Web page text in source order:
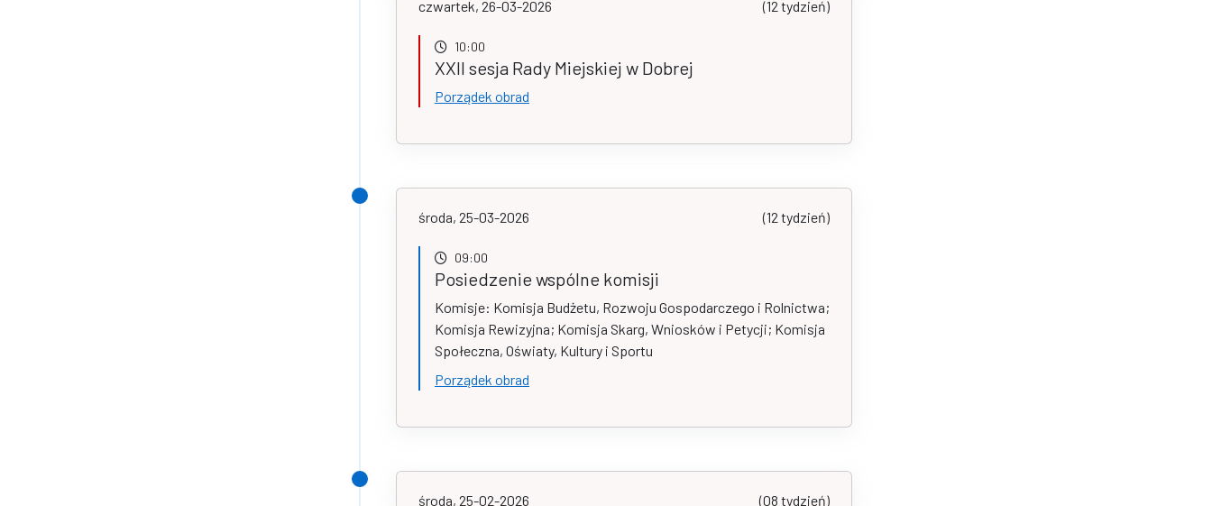
czwartek, 26-03-2026 (12 tydzień)
10:00
XXII sesja Rady Miejskiej w Dobrej
Porządek obrad
środa, 25-03-2026 (12 tydzień)
09:00
Posiedzenie wspólne komisji
Komisje: Komisja Budżetu, Rozwoju Gospodarczego i Rolnictwa;
Komisja Rewizyjna; Komisja Skarg, Wniosków i Petycji; Komisja
Społeczna, Oświaty, Kultury i Sportu
Porządek obrad
środa, 25-02-2026 (08 tydzień)